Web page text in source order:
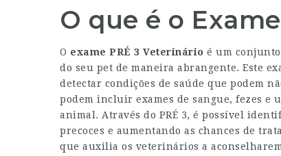
O que é o
O exame PRÉ 3 Veterinário é um
do seu pet de maneira abrangente. Este
detectar condições de saúde que podem
podem incluir exames de sangue, fezes e
animal. Através do PRÉ 3, é possível
precoces e aumentando as chances de
que auxilia os veterinários a